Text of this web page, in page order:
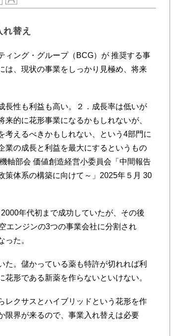
替え
ング・グループ（BCG）が 推奨する事
は、現状の事業をしっかり見極め、将来
性も利益も高い。２．成長率は低いが
的に花形事業になるかもしれないが、
考えるべきかもしれない、という4部門に
業の成長と利益を最大にするというもの
軸部会 価値創造経営小委員会「中間報告
策体系の構築に向けて～」2025年５月 30
年代初まで成功していたが、その後
エンジンの3つの事業会社に分割され
った。
。儲かっている薬も特許が切れれば利
形である新薬を作らないといけない。
クサスとハイブリッドという花形を作
限界が来るので、事業入れ替えは必要